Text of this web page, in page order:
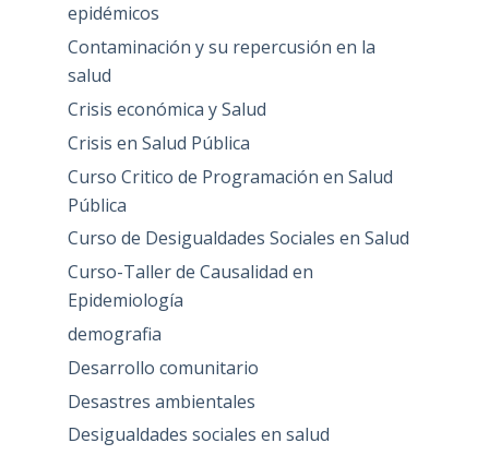
epidémicos
Contaminación y su repercusión en la
salud
Crisis económica y Salud
Crisis en Salud Pública
Curso Critico de Programación en Salud
Pública
Curso de Desigualdades Sociales en Salud
Curso-Taller de Causalidad en
Epidemiología
demografia
Desarrollo comunitario
Desastres ambientales
Desigualdades sociales en salud